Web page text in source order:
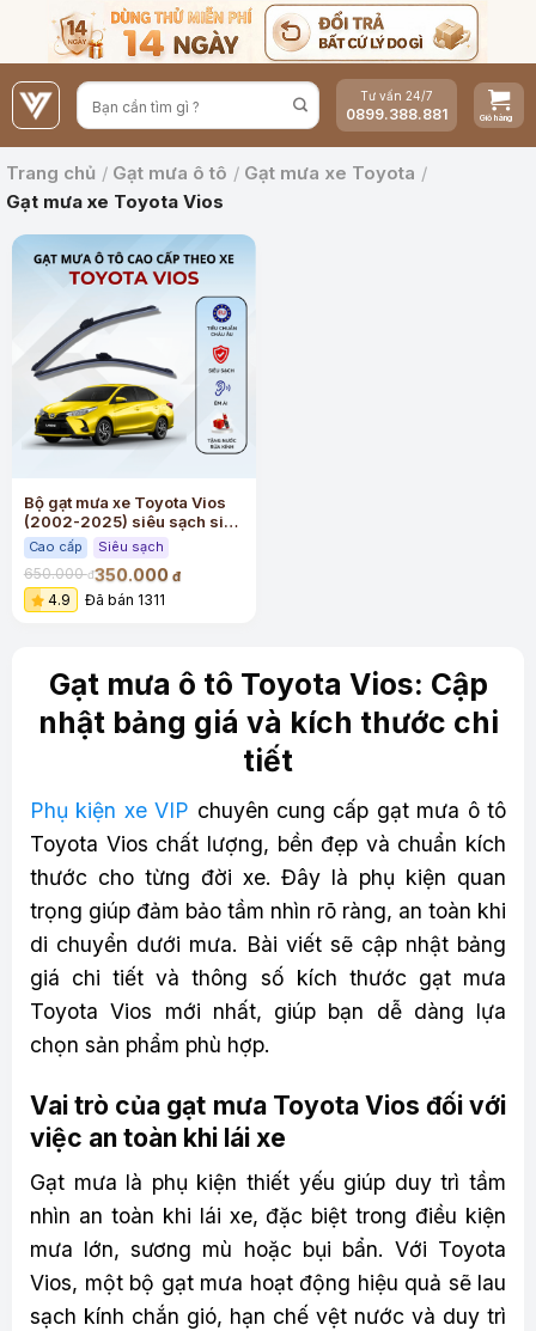
nội
dung
Tư vấn 24/7
0899.388.881
Trang chủ / Gạt mưa ô tô / Gạt mưa xe Toyota /
Gạt mưa xe Toyota Vios
Bộ gạt mưa xe Toyota Vios
(2002-2025) siêu sạch siêu
êm
Cao cấp Siêu sạch
650.000đ350.000 đ
4.9 Đã bán 1311
Gạt mưa ô tô Toyota Vios: Cập
nhật bảng giá và kích thước chi
tiết
Phụ kiện xe VIP chuyên cung cấp gạt mưa ô tô
Toyota Vios chất lượng, bền đẹp và chuẩn kích
thước cho từng đời xe. Đây là phụ kiện quan
trọng giúp đảm bảo tầm nhìn rõ ràng, an toàn khi
di chuyển dưới mưa. Bài viết sẽ cập nhật bảng
giá chi tiết và thông số kích thước gạt mưa
Toyota Vios mới nhất, giúp bạn dễ dàng lựa
chọn sản phẩm phù hợp.
Vai trò của gạt mưa Toyota Vios đối với
việc an toàn khi lái xe
Gạt mưa là phụ kiện thiết yếu giúp duy trì tầm
nhìn an toàn khi lái xe, đặc biệt trong điều kiện
mưa lớn, sương mù hoặc bụi bẩn. Với Toyota
Vios, một bộ gạt mưa hoạt động hiệu quả sẽ lau
sạch kính chắn gió, hạn chế vệt nước và duy trì